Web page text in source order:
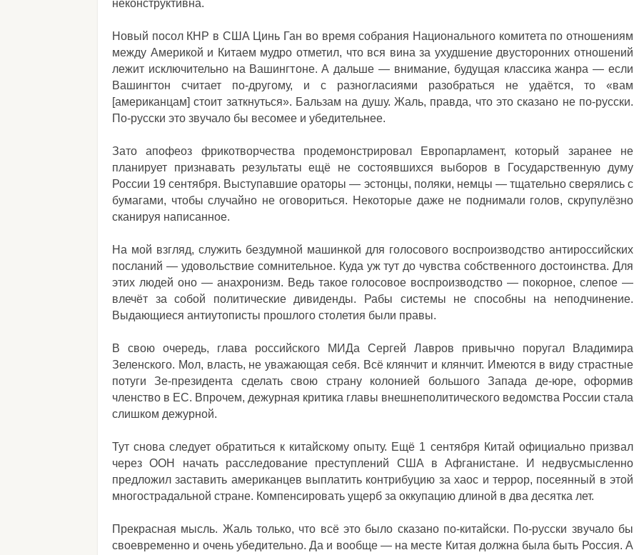
неконструктивна.
Новый посол КНР в США Цинь Ган во время собрания Национального комитета по отношениям
между Америкой и Китаем мудро отметил, что вся вина за ухудшение двусторонних отношений
лежит исключительно на Вашингтоне. А дальше — внимание, будущая классика жанра — если
Вашингтон считает по-другому, и с разногласиями разобраться не удаётся, то «вам
[американцам] стоит заткнуться». Бальзам на душу. Жаль, правда, что это сказано не по-русски.
По-русски это звучало бы весомее и убедительнее.
Зато апофеоз фрикотворчества продемонстрировал Европарламент, который заранее не
планирует признавать результаты ещё не состоявшихся выборов в Государственную думу
России 19 сентября. Выступавшие ораторы — эстонцы, поляки, немцы — тщательно сверялись с
бумагами, чтобы случайно не оговориться. Некоторые даже не поднимали голов, скрупулёзно
сканируя написанное.
На мой взгляд, служить бездумной машинкой для голосового воспроизводство антироссийских
посланий — удовольствие сомнительное. Куда уж тут до чувства собственного достоинства. Для
этих людей оно — анахронизм. Ведь такое голосовое воспроизводство — покорное, слепое —
влечёт за собой политические дивиденды. Рабы системы не способны на неподчинение.
Выдающиеся антиутописты прошлого столетия были правы.
В свою очередь, глава российского МИДа Сергей Лавров привычно поругал Владимира
Зеленского. Мол, власть, не уважающая себя. Всё клянчит и клянчит. Имеются в виду страстные
потуги Зе-президента сделать свою страну колонией большого Запада де-юре, оформив
членство в ЕС. Впрочем, дежурная критика главы внешнеполитического ведомства России стала
слишком дежурной.
Тут снова следует обратиться к китайскому опыту. Ещё 1 сентября Китай официально призвал
через ООН начать расследование преступлений США в Афганистане. И недвусмысленно
предложил заставить американцев выплатить контрибуцию за хаос и террор, посеянный в этой
многострадальной стране. Компенсировать ущерб за оккупацию длиной в два десятка лет.
Прекрасная мысль. Жаль только, что всё это было сказано по-китайски. По-русски звучало бы
своевременно и очень убедительно. Да и вообще — на месте Китая должна была быть Россия. А